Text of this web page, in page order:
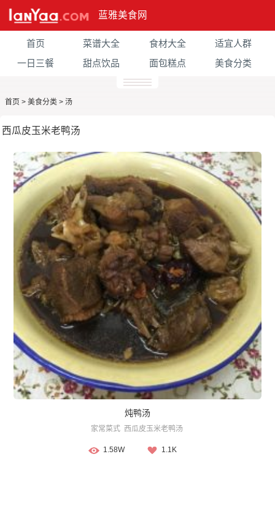
蓝雅美食网
首页 菜谱大全 食材大全
适宜人群
一日三餐
甜点饮品 面包糕点 美食分类
首页 > 美食分类 > 汤
西瓜皮玉米老鸭汤
炖鸭汤
家常菜式 西瓜皮玉米老鸭汤
1.58W 1.1K